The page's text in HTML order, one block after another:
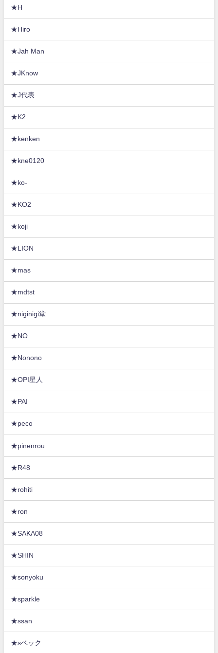
★H
★Hiro
★Jah Man
★JKnow
★J代表
★K2
★kenken
★kne0120
★ko-
★KO2
★koji
★LION
★mas
★mdtst
★niginigi堂
★NO
★Nonono
★OPI星人
★PAI
★peco
★pinenrou
★R48
★rohiti
★ron
★SAKA08
★SHIN
★sonyoku
★sparkle
★ssan
★sベック